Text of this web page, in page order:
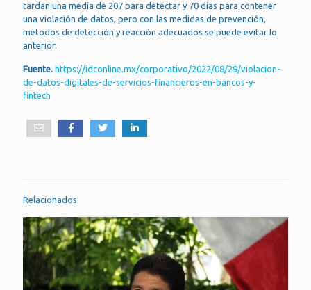
tardan una media de 207 para detectar y 70 días para contener
una violación de datos, pero con las medidas de prevención,
métodos de detección y reacción adecuados se puede evitar lo
anterior.
Fuente. https://idconline.mx/corporativo/2022/08/29/violacion-
de-datos-digitales-de-servicios-financieros-en-bancos-y-
fintech
Relacionados